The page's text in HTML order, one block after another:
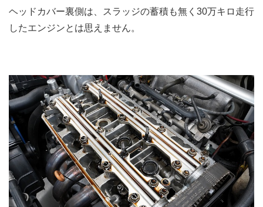
ヘッドカバー裏側は、スラッジの蓄積も無く30万キロ走行
したエンジンとは思えません。